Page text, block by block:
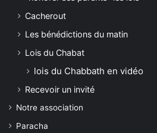
Cacherout
Les bénédictions du matin
Lois du Chabat
lois du Chabbath en vidéo
Recevoir un invité
Notre association
Paracha